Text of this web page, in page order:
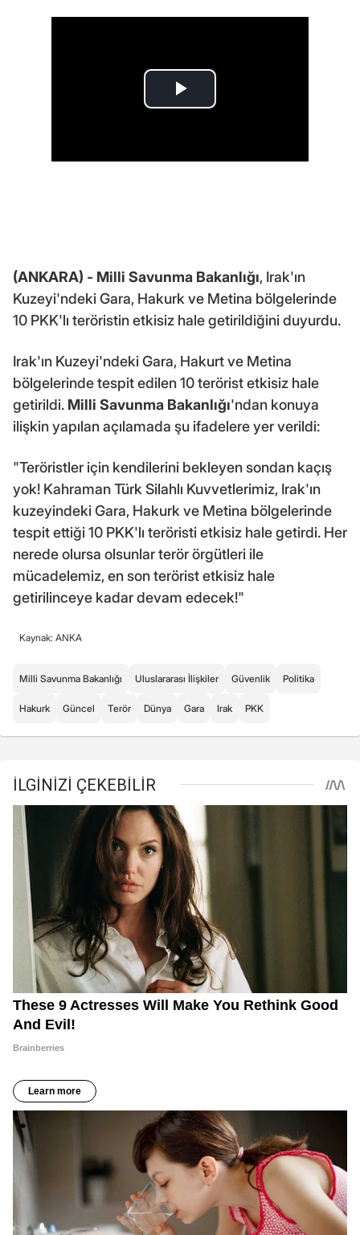
(ANKARA) - Milli Savunma Bakanlığı, Irak'ın
Kuzeyi'ndeki Gara, Hakurk ve Metina bölgelerinde
10 PKK'lı teröristin etkisiz hale getirildiğini duyurdu.
Irak'ın Kuzeyi'ndeki Gara, Hakurt ve Metina
bölgelerinde tespit edilen 10 terörist etkisiz hale
getirildi. Milli Savunma Bakanlığı'ndan konuya
ilişkin yapılan açılamada şu ifadelere yer verildi:
"Teröristler için kendilerini bekleyen sondan kaçış
yok! Kahraman Türk Silahlı Kuvvetlerimiz, Irak'ın
kuzeyindeki Gara, Hakurk ve Metina bölgelerinde
tespit ettiği 10 PKK'lı teröristi etkisiz hale getirdi. Her
nerede olursa olsunlar terör örgütleri ile
mücadelemiz, en son terörist etkisiz hale
getirilinceye kadar devam edecek!"
Kaynak: ANKA
Milli Savunma Bakanlığı Uluslararası İlişkiler Güvenlik Politika
Hakurk Güncel Terör Dünya Gara Irak PKK